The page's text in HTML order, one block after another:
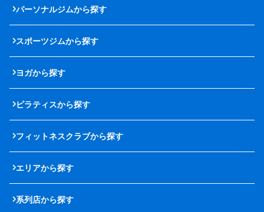
パーソナルジムから探す
スポーツジムから探す
ヨガから探す
ピラティスから探す
フィットネスクラブから探す
エリアから探す
系列店から探す